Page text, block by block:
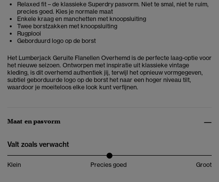
Relaxed fit – de klassieke Superdry pasvorm. Niet te smal, niet te ruim,
precies goed. Kies je normale maat
Enkele kraag en manchetten met knoopsluiting
Twee borstzakken met knoopsluiting
Rugplooi
Geborduurd logo op de borst
Het Lumberjack Geruite Flanellen Overhemd is de perfecte laag-optie voor
het nieuwe seizoen. Ontworpen met inspiratie uit klassieke vintage
kleding, is dit overhemd authentiek jij, terwijl het opnieuw vormgegeven,
subtiel geborduurde logo op de borst het naar een hoger niveau tilt,
waardoor je moeiteloos elke look kunt verfijnen.
Maat en pasvorm
Valt zoals verwacht
Klein Precies goed Groot